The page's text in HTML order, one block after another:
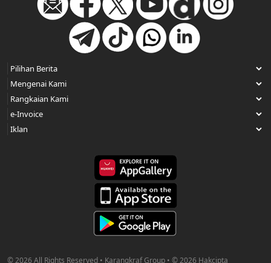
© 2026 All Rights Reserved • Karangkraf Group • © 2026 Hakcipta